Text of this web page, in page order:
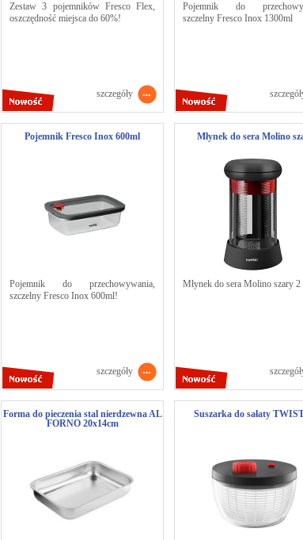
Zestaw 3 pojemników Fresco Flex,
oszczędność miejsca do 60%!
szczegóły
Pojemnik do
szczelny Fresco Inox 1300ml
Pojemnik Fresco Inox 600ml
Pojemnik do przechowywania,
szczelny Fresco Inox 600ml!
szczegóły
Młynek do sera Molino
Młynek do sera Molino szary 2
Forma do pieczenia stal nierdzewna AL
FORNO 20x14cm
Suszarka do sałaty